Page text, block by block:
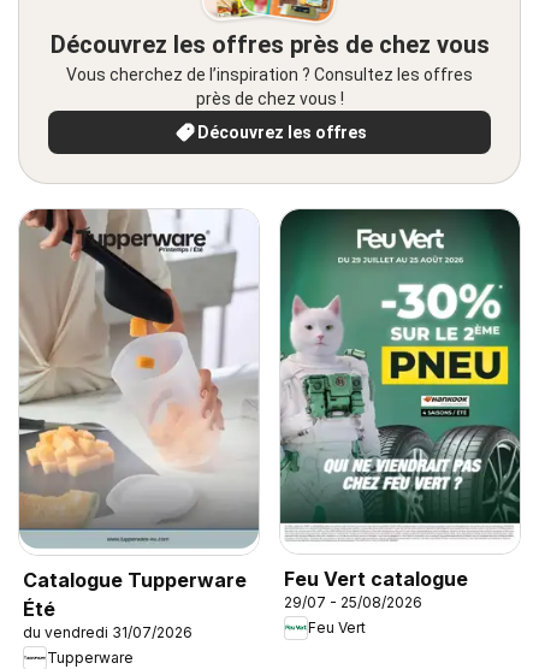
Découvrez les offres près de chez vous
Vous cherchez de l’inspiration ? Consultez les offres
près de chez vous !
Découvrez les offres
Catalogue Tupperware
Été
du vendredi 31/07/2026
Tupperware
Feu Vert catalogue
29/07 - 25/08/2026
Feu Vert